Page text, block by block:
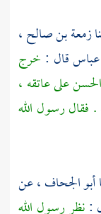
زمعة بن صالح،
قال : خرج
الحسنعلى عاتقه ،
فقال رسول الله
أبو الجحاف، عن
:نظر رسول الله